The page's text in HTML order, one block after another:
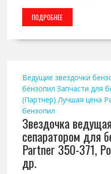
ПОДРОБНЕЕ
Ведущие звездочки
бензопил Запчасти для
(Партнер) Лучшая цена
бензопил
Звездочка
сепаратором для
Partner 350-371,
др.